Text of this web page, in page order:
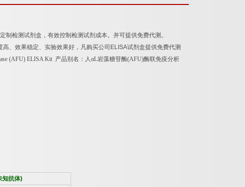
检测试剂盒，有效控制检测试剂成本。并可提供免费代测。
、效果稳定、实验效果好，凡购买公司 ELISA试剂盒提供免费代测
(AFU) ELISA Kit 产品别名： 人αL岩藻糖苷酶(AFU)酶联免疫分析
知抗体)